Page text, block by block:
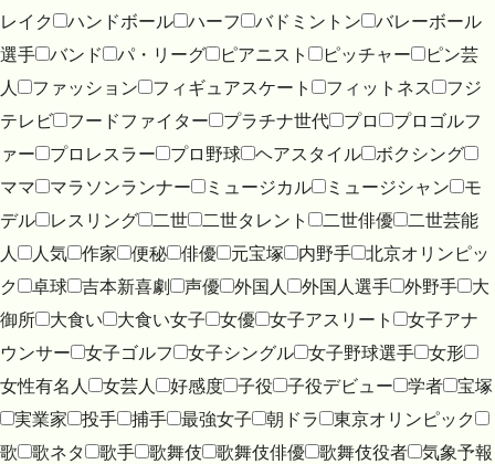
レイク
ハンドボール ハーフ バドミントン
バレーボール
選手
バンド パ・リーグ ピアニスト ピッチャー
ピン芸
人
ファッション フィギュアスケート フィットネス
フジ
テレビ
フードファイター プラチナ世代 プロ
プロゴルフ
ァー
プロレスラー プロ野球 ヘアスタイル
ボクシング
ママ
マラソンランナー ミュージカル ミュージシャン
モ
デル
レスリング 二世 二世タレント 二世俳優
二世芸能
人
人気 作家 便秘 俳優 元宝塚 内野手
北京オリンピッ
ク
卓球 吉本新喜劇 声優 外国人 外国人選手 外野手
大
御所
大食い 大食い女子 女優 女子アスリート
女子アナ
ウンサー
女子ゴルフ 女子シングル 女子野球選手
女形
女性有名人
女芸人 好感度 子役 子役デビュー 学者
宝塚
実業家
投手 捕手 最強女子 朝ドラ
東京オリンピック
歌
歌ネタ 歌手 歌舞伎 歌舞伎俳優 歌舞伎役者
気象予報